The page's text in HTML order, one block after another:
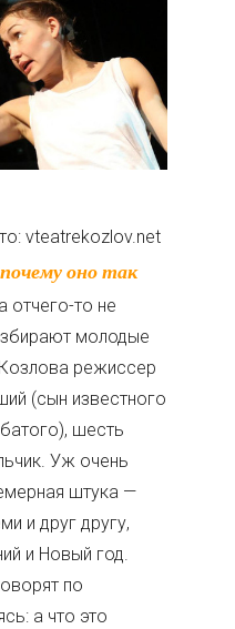
vteatrekozlov.net
отчего-то не
молодые
Козлова режиссер
(сын известного
шесть
Уж очень
штука —
и друг другу,
и Новый год.
по
а что это